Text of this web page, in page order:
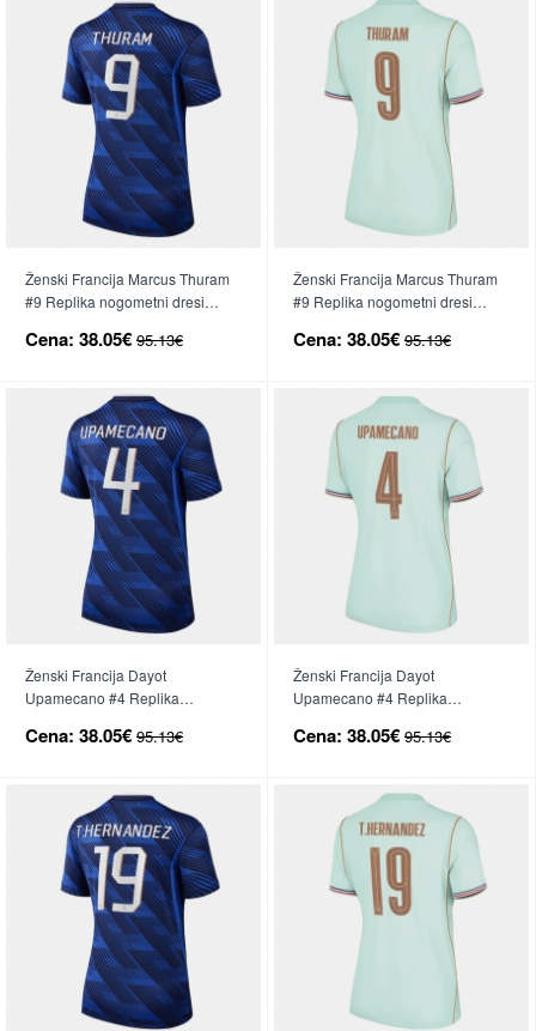
Ženski Francija Marcus Thuram
#9 Replika nogometni dresi
Cena: 38.05€ 95.13€
Ženski Francija Marcus Thuram
#9 Replika nogometni dresi
Cena: 38.05€ 95.13€
Ženski Francija Dayot
Upamecano #4 Replika
2026 Kratek Rokav
Cena: 38.05€ 95.13€
Ženski Francija Dayot
Upamecano #4 Replika
2026 Kratek Rokav
Cena: 38.05€ 95.13€